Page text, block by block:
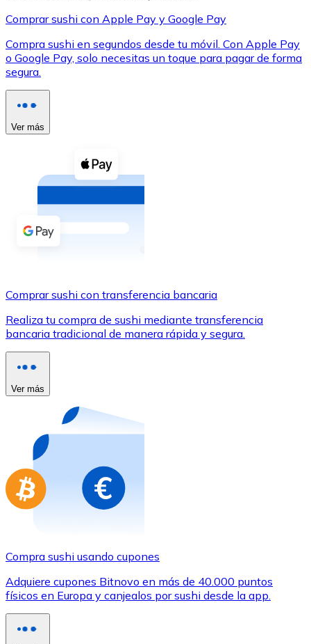
Ver todo
Compra criptomonedas con efectivo en tu tienda más
Comprar con efectivo
Transferencia SEPA
Añade fondos a tu cuenta Bitnovo o realiza compras
Comprar con Transferencia
Utiliza tarjetas Visa y Mastercard para comprar
Comprar con tarjeta
Tienda - Tarjetas regalo
Nuevo
Compra tarjetas regalo de tus marcas favoritas con
Ir a la tienda de tarjetas regalo
Comprar sushi con Apple Pay y Google Pay
Compra sushi en segundos desde tu móvil. Con Apple Pay
o Google Pay, solo necesitas un toque para pagar de forma
segura.
Ver más
Comprar sushi con transferencia bancaria
Realiza tu compra de sushi mediante transferencia
bancaria tradicional de manera rápida y segura.
Ver más
Compra sushi usando cupones
Adquiere cupones Bitnovo en más de 40.000 puntos
físicos en Europa y canjealos por sushi desde la app.